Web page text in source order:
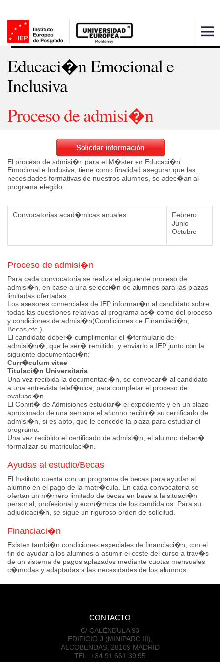
Educaci�n Emocional e
Inclusiva
Proceso de admisi�n
El proceso de admisi�n para el M�ster en Educaci�n
Emocional e Inclusiva, tiene como finalidad asegurar que las
necesidades formativas de nuestros alumnos, se adec�an al
programa elegido.
Convocatorias acad�micas anuales
Febrero
Junio
Octubre
Proceso de admisi�n
Para cada convocatoria se realiza el siguiente proceso de
admisi�n, en base a una selecci�n de alumnos para las plazas
limitadas ofertadas:
Los asesores comerciales de IEP informar�n al candidato sobre
todas las cuestiones relativas al programa as� como del proceso
y condiciones de admisi�n(Condiciones de Financiaci�n,
Becas,etc.).
El candidato deber� cumplimentar el �formulario de
admisi�n�, que le ser� remitido, y enviarlo a IEP junto con la
siguiente documentaci�n:
Curr�culum vitae
Titulaci�n Universitaria
Una vez recibida la documentaci�n, se convocar� al candidato
a una entrevista telef�nica, para completar el proceso de
evaluaci�n.
El Comit� de Admisiones estudiar� el expediente y en un plazo
aproximado de una semana el alumno recibir� su certificado de
admisi�n, si es apto, que le concede la plaza para estudiar el
programa.
Una vez recibido el certificado de admisi�n, el alumno deber�
formalizar su matriculaci�n.
Ayudas al estudio/Becas
El Instituto cuenta con un programa de becas para ayudar al
alumno en el pago de la matr�cula. En cada convocatoria se
ofertan un n�mero limitado de becas en base a la situaci�n
personal, profesional y econ�mica de los candidatos. Para su
adjudicaci�n, se sigue un riguroso orden de solicitud.
Financiaci�n
Existen tambi�n condiciones especiales de financiaci�n, con el
fin de ayudar a los alumnos a asumir el coste del curso a trav�s
de un sistema de pagos aplazados mediante cuotas mensuales
c�modas y adaptadas a las necesidades de los alumnos.
CONTACTO
C/ CALÉNDULA 93
EDIFICIO J (MINIPARC III),
ALCOBENDAS, 28109 MADRID
TEL: +34 91 661 39 95